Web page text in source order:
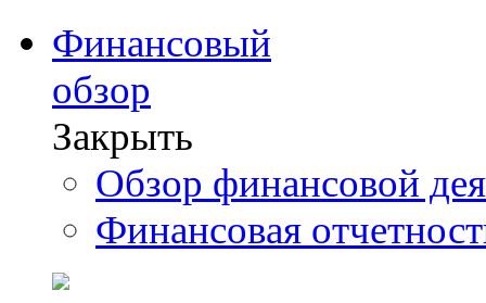
Финансовый
обзор
Закрыть
Обзор финансовой
Финансовая